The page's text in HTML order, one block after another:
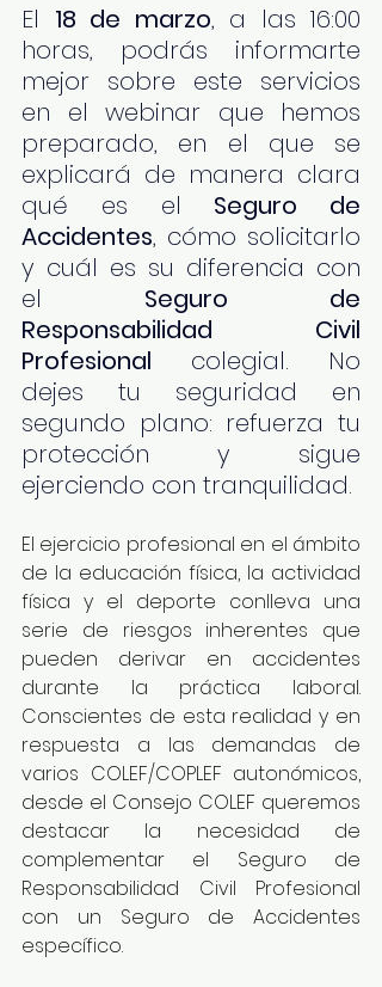
El 18 de marzo, a las 16:00
horas, podrás informarte
mejor sobre este servicios
en el webinar que hemos
preparado, en el que se
explicará de manera clara
qué es el Seguro de
Accidentes, cómo solicitarlo
y cuál es su diferencia con
el Seguro de
Responsabilidad Civil
Profesional colegial. No
dejes tu seguridad en
segundo plano: refuerza tu
protección y sigue
ejerciendo con tranquilidad.
El ejercicio profesional en el ámbito
de la educación física, la actividad
física y el deporte conlleva una
serie de riesgos inherentes que
pueden derivar en accidentes
durante la práctica laboral.
Conscientes de esta realidad y en
respuesta a las demandas de
varios COLEF/COPLEF autonómicos,
desde el Consejo COLEF queremos
destacar la necesidad de
complementar el Seguro de
Responsabilidad Civil Profesional
con un Seguro de Accidentes
específico.